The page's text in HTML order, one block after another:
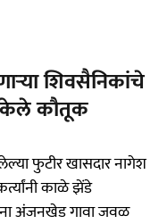
शिवसैनिकांचे
केले कौतूक
फुटीर खासदार नागेश
काळे झेंडे
अंजनखेड गावा जवळ